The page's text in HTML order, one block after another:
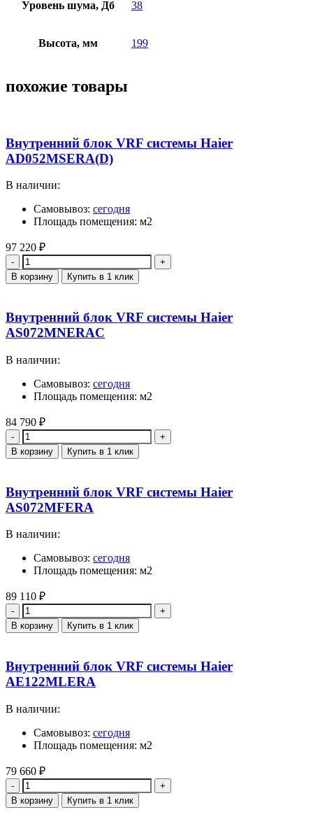
Уровень шума, Дб 38
Высота, мм 199
похожие товары
Внутренний блок VRF системы Haier
AD052MSERA(D)
В наличии:
Самовывоз: сегодня
Площадь помещения: м2
97 220 ₽
Количество
В корзину Купить в 1 клик
Внутренний блок VRF системы Haier
AS072MNERAC
В наличии:
Самовывоз: сегодня
Площадь помещения: м2
84 790 ₽
Количество
В корзину Купить в 1 клик
Внутренний блок VRF системы Haier
AS072MFERA
В наличии:
Самовывоз: сегодня
Площадь помещения: м2
89 110 ₽
Количество
В корзину Купить в 1 клик
Внутренний блок VRF системы Haier
AE122MLERA
В наличии:
Самовывоз: сегодня
Площадь помещения: м2
79 660 ₽
Количество
В корзину Купить в 1 клик